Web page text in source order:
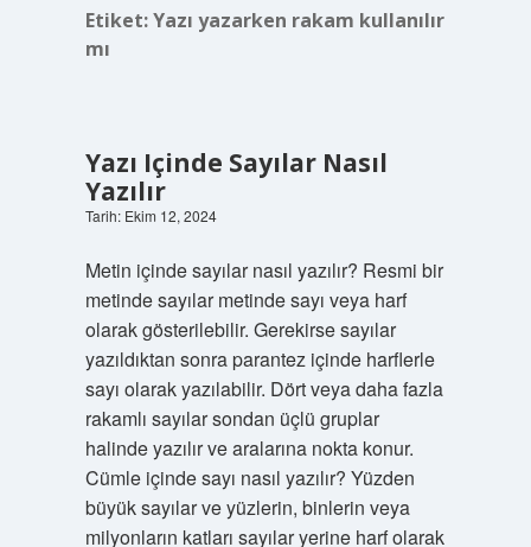
Etiket:Yazı yazarken rakam kullanılır
mı
Yazı Içinde Sayılar Nasıl
Yazılır
Tarih: Ekim 12, 2024
Metin içinde sayılar nasıl yazılır? Resmi bir
metinde sayılar metinde sayı veya harf
olarak gösterilebilir. Gerekirse sayılar
yazıldıktan sonra parantez içinde harflerle
sayı olarak yazılabilir. Dört veya daha fazla
rakamlı sayılar sondan üçlü gruplar
halinde yazılır ve aralarına nokta konur.
Cümle içinde sayı nasıl yazılır? Yüzden
büyük sayılar ve yüzlerin, binlerin veya
milyonların katları sayılar yerine harf olarak